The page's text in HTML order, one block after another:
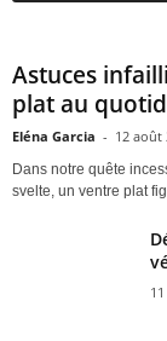
Astuces
plat au
Eléna Garcia - 12 août
Dans notre quête
svelte, un ventre plat